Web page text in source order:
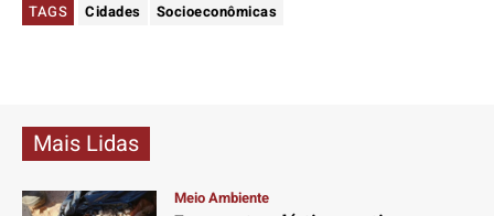
TAGS Cidades Socioeconômicas
Mais Lidas
Meio Ambiente